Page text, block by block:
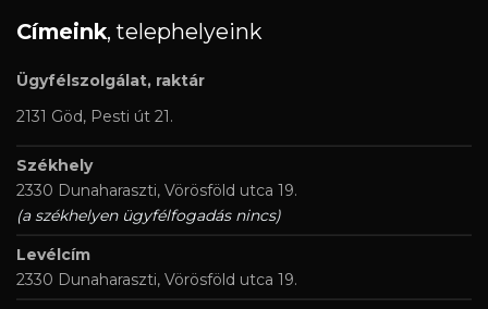
Címeink, telephelyeink
Ügyfélszolgálat, raktár
2131 Göd, Pesti út 21.
Székhely
2330 Dunaharaszti, Vörösföld utca 19.
(a székhelyen ügyfélfogadás nincs)
Levélcím
2330 Dunaharaszti, Vörösföld utca 19.